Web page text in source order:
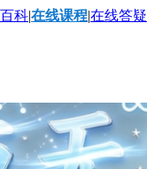
科|在线课程|在线答疑